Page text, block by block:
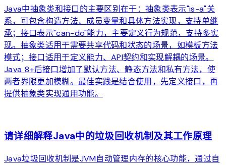
Java中抽象类和接口的主要区别在于：抽象类表示"is-a"关
系，可包含构造方法、成员变量和具体方法实现，支持单继
承；接口表示"can-do"能力，主要定义行为规范，支持多实
现。抽象类适用于需要共享代码和状态的场景，如模板方法
模式；接口适用于定义能力、API契约和实现解耦的场景。
Java 8+后接口增加了默认方法、静态方法和私有方法，使
两者界限更加模糊。最佳实践是结合使用，先定义接口，再
提供抽象类实现通用功能。
请详细解释Java中的垃圾回收机制及其工作原理
Java垃圾回收机制是JVM自动管理内存的核心功能，通过自